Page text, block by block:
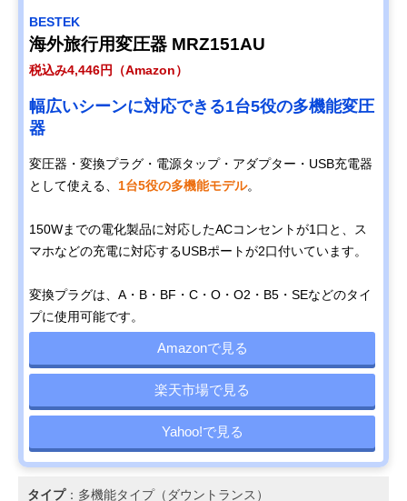
BESTEK
海外旅行用変圧器 MRZ151AU
税込み4,446円（Amazon）
幅広いシーンに対応できる1台5役の多機能変圧
器
変圧器・変換プラグ・電源タップ・アダプター・USB充電器
として使える、 1台5役の多機能モデル。
150Wまでの電化製品に対応したACコンセントが1口と、ス
マホなどの充電に対応するUSBポートが2口付いています。
変換プラグは、A・B・BF・C・O・O2・B5・SEなどのタイ
プに使用可能です。
Amazonで見る
楽天市場で見る
Yahoo!で見る
タイプ：多機能タイプ（ダウントランス）